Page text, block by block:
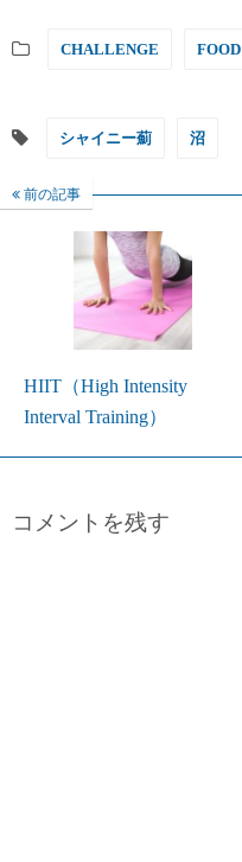
CHALLENGE FOOD
シャイニー薊 沼
前の記事
HIIT（High Intensity
Interval Training）
コメントを残す